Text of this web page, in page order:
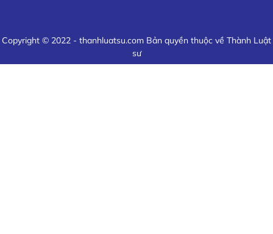
Copyright © 2022 - thanhluatsu.com Bản quyền thuộc về Thành Luật
sư